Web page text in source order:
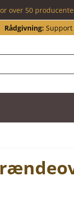
over 50
Rådgivning: Support